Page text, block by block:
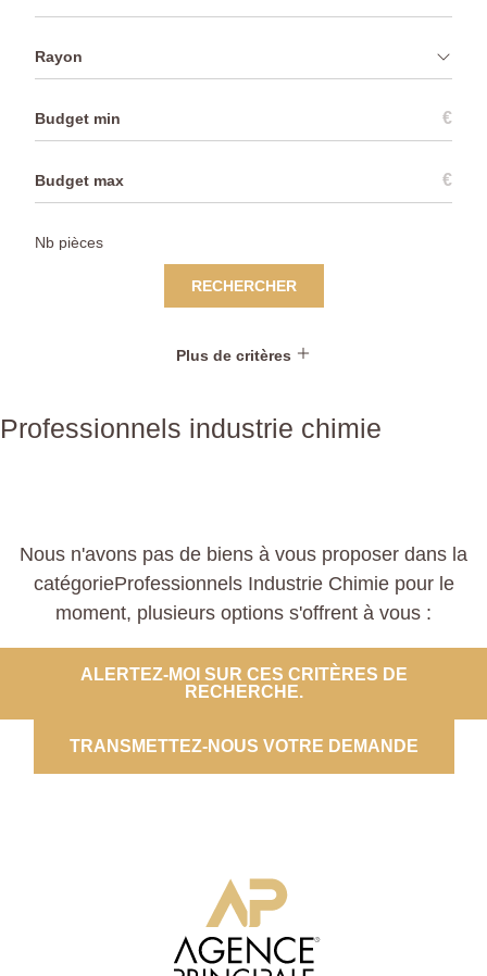
Rayon
€
€
RECHERCHER
Plus de critères
Professionnels industrie chimie
Nous n'avons pas de biens à vous proposer dans la
catégorieProfessionnels Industrie Chimie pour le
moment, plusieurs options s'offrent à vous :
ALERTEZ-MOI SUR CES CRITÈRES DE
RECHERCHE.
TRANSMETTEZ-NOUS VOTRE DEMANDE